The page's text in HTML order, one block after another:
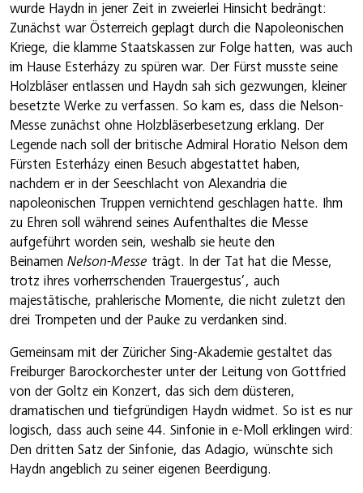
wurde Haydn in jener Zeit in zweierlei Hinsicht bedrängt:
Zunächst war Österreich geplagt durch die Napoleonischen
Kriege, die klamme Staatskassen zur Folge hatten, was auch
im Hause Esterházy zu spüren war. Der Fürst musste seine
Holzbläser entlassen und Haydn sah sich gezwungen, kleiner
besetzte Werke zu verfassen. So kam es, dass die Nelson-
Messe zunächst ohne Holzbläserbesetzung erklang. Der
Legende nach soll der britische Admiral Horatio Nelson dem
Fürsten Esterházy einen Besuch abgestattet haben,
nachdem er in der Seeschlacht von Alexandria die
napoleonischen Truppen vernichtend geschlagen hatte. Ihm
zu Ehren soll während seines Aufenthaltes die Messe
aufgeführt worden sein, weshalb sie heute den
Beinamen Nelson-Messe trägt. In der Tat hat die Messe,
trotz ihres vorherrschenden Trauergestus’, auch
majestätische, prahlerische Momente, die nicht zuletzt den
drei Trompeten und der Pauke zu verdanken sind.
Gemeinsam mit der Züricher Sing-Akademie gestaltet das
Freiburger Barockorchester unter der Leitung von Gottfried
von der Goltz ein Konzert, das sich dem düsteren,
dramatischen und tiefgründigen Haydn widmet. So ist es nur
logisch, dass auch seine 44. Sinfonie in e-Moll erklingen wird:
Den dritten Satz der Sinfonie, das Adagio, wünschte sich
Haydn angeblich zu seiner eigenen Beerdigung.